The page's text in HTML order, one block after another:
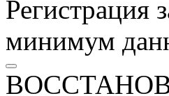
Регистрация
минимум